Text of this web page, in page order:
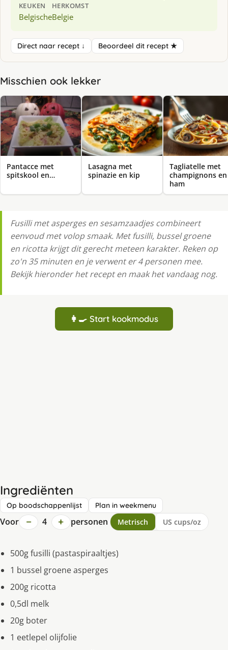
KEUKEN
Belgische
HERKOMST
Belgie
Direct naar recept ↓ Beoordeel dit recept ★
Misschien ook lekker
Pantacce met
spitskool en…
Lasagna met
spinazie en kip
Tagliatelle met
champignons en
ham
Fusilli met asperges en sesamzaadjes combineert
eenvoud met volop smaak. Met fusilli, bussel groene
en ricotta krijgt dit gerecht meteen karakter. Reken op
zo'n 35 minuten en je verwent er 4 personen mee.
Bekijk hieronder het recept en maak het vandaag nog.
👩‍🍳 Start kookmodus
Ingrediënten
Op boodschappenlijst Plan in weekmenu
Voor − 4 + personen Metrisch US cups/oz
500g fusilli (pastaspiraaltjes)
1 bussel groene asperges
200g ricotta
0,5dl melk
20g boter
1 eetlepel olijfolie